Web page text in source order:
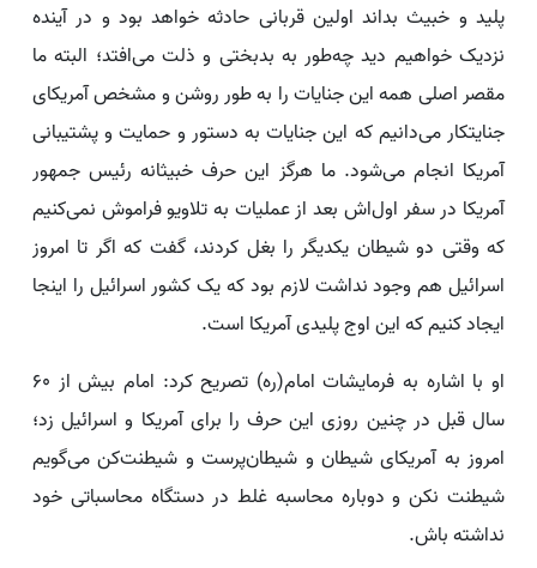
پلید و خبیث بداند اولین قربانی حادثه خواهد بود و در آینده
نزدیک خواهیم دید چه‌طور به بدبختی و ذلت می‌افتد؛ البته ما
مقصر اصلی همه این جنایات را به طور روشن و مشخص آمریکای
جنایتکار می‌دانیم که این جنایات به دستور و حمایت و پشتیبانی
آمریکا انجام می‌شود. ما هرگز این حرف خبیثانه رئیس جمهور
آمریکا در سفر اول‌اش بعد از عملیات به تلاویو فراموش نمی‌کنیم
که وقتی دو شیطان یکدیگر را بغل کردند، گفت که اگر تا امروز
اسرائیل هم وجود نداشت لازم بود که یک کشور اسرائیل را اینجا
ایجاد کنیم که این اوج پلیدی آمریکا است.
او با اشاره به فرمایشات امام(ره) تصریح کرد: امام بیش از ۶۰
سال قبل در چنین روزی این حرف را برای آمریکا و اسرائیل زد؛
امروز به آمریکای شیطان و شیطان‌پرست و شیطنت‌کن می‌گویم
شیطنت نکن و دوباره محاسبه غلط در دستگاه محاسباتی خود
نداشته باش.